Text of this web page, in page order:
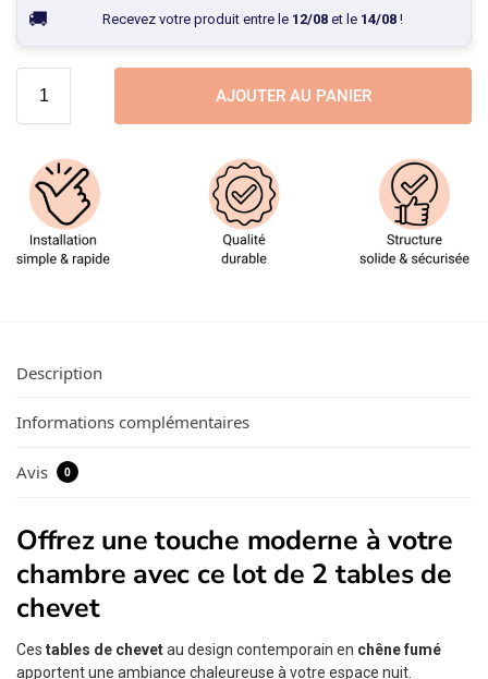
Recevez votre produit entre le 12/08et le 14/08!
AJOUTER AU PANIER
Description
Informations complémentaires
Avis 0
Offrez une touche moderne à votre
chambre avec ce lot de 2 tables de
chevet
Ces tables de chevetau design contemporain en chêne fumé
apportent une ambiance chaleureuse à votre espace nuit.